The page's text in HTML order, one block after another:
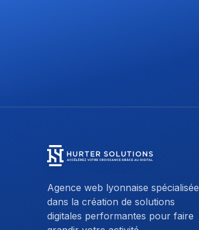
Agence web lyonnaise spécialisée
dans la création de solutions
digitales performantes pour faire